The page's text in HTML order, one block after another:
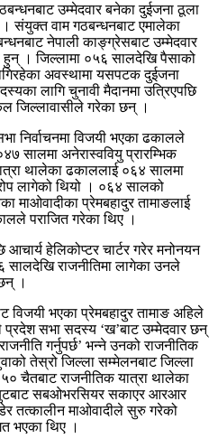
उम्मेदवार बनेका दुईजना ठूला
। संयुक्त वाम गठबन्धनबाट एमालेका
नेपाली काङ्ग्रेसबाट उम्मेदवार
हुन् । जिल्लामा ०५६ सालदेखि पैसाको
अवस्थामा यसपटक दुईजना
लागि चुनावी मैदानमा उत्रिएपछि
गरेका छन् ।
निर्वाचनमा विजयी भएका ढकालले
सालमा अनेरास्ववियु प्रारम्भिक
थालेका ढकाललाई ०६४ सालमा
लागेको थियो । ०६४ सालको
माओवादीका प्रेमबहादुर तामाङलाई
पराजित गरेका थिए ।
आचार्य हेलिकोप्टर चार्टर गरेर मनोनयन
सालदेखि राजनीतिमा लागेका उनले
।
विजयी भएका प्रेमबहादुर तामाङ अहिले
प्रदेश सभा सदस्य ‘ख’बाट उम्मेदवार छन्
गर्नुपर्छ’ भन्ने उनको राजनीतिक
तेस्रो जिल्ला सम्मेलनबाट जिल्ला
चैतबाट राजनीतिक यात्रा थालेका
सबओभरसियर सकाएर आरआर
तत्कालीन माओवादीले सुरु गरेको
भएका थिए ।